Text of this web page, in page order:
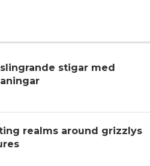
stigar med
realms around grizzlys